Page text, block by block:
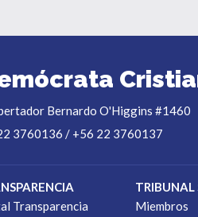
Bernardo O'Higgins #1460
3760136 / +56 22 3760137
Transparencia
TRIBUNAL
Miembros